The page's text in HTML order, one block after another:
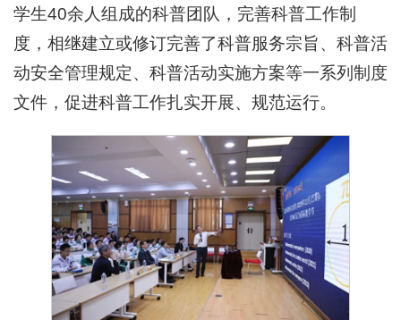
学生40余人组成的科普团队，完善科普工作制
度，相继建立或修订完善了科普服务宗旨、科普活
动安全管理规定、科普活动实施方案等一系列制度
文件，促进科普工作扎实开展、规范运行。